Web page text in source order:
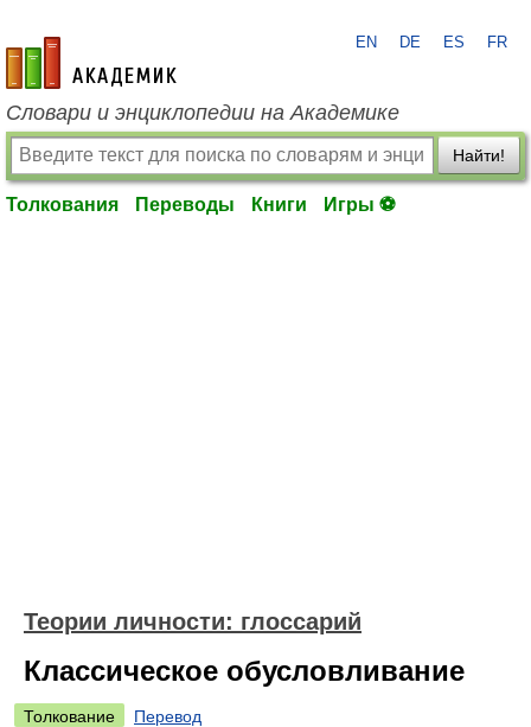
academic.ru
EN DE ES FR
Словари и энциклопедии на Академике
Найти!
Толкования Переводы Книги Игры ⚽
Теории личности: глоссарий
Классическое обусловливание
Толкование
Перевод